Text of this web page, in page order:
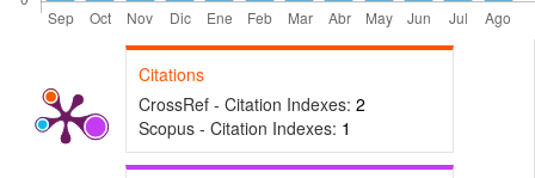
Citations
CrossRef - Citation Indexes: 2
Scopus - Citation Indexes: 1